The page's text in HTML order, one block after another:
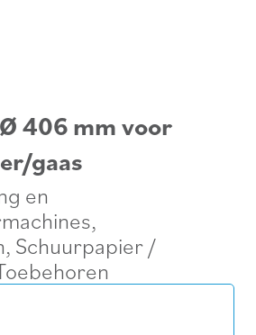
406 mm voor
gaas
en
,
, Schuurpapier /